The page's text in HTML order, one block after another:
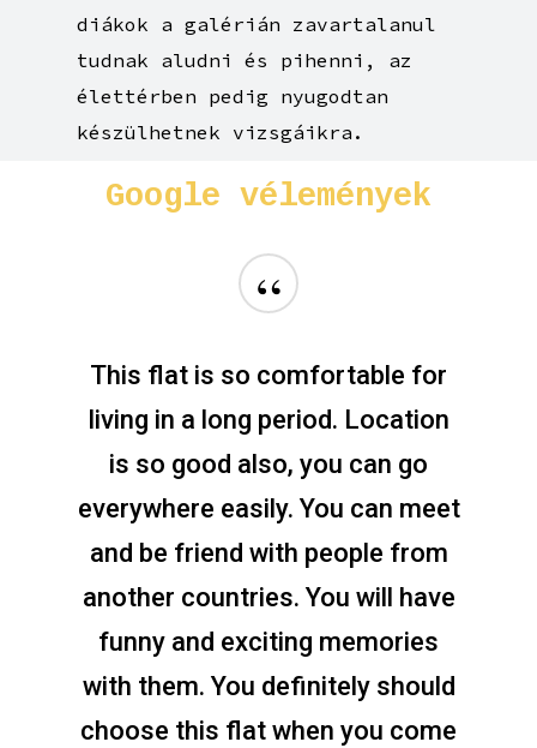
diákok a galérián zavartalanul
tudnak aludni és pihenni, az
élettérben pedig nyugodtan
készülhetnek vizsgáikra.
Google vélemények
“
Amazing accommodation in city
center. Apartment is new,
everything is clean. Two times
per week there is cleaning lady
who clean common room,
kitchen and bathrooms. There
are tesco, spar, nonstop shops
near apartment. Two metro
stations are 200 meters and